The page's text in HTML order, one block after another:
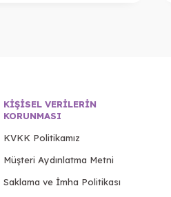
KIŞISEL VERILERIN
KORUNMASI
KVKK Politikamız
Müşteri Aydınlatma Metni
Saklama ve İmha Politikası